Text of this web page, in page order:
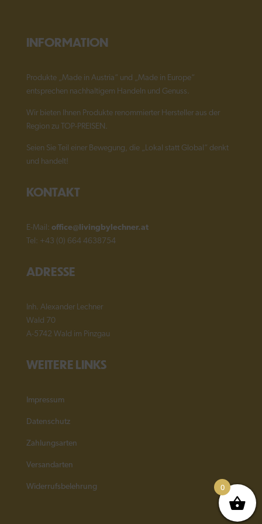
INFORMATION
Produkte „Made in Austria“ und „Made in Europe“
entsprechen nachhaltigem Handeln und Genuss.
Wir bieten Ihnen Produkte renommierter Hersteller aus der
Region zu TOP-PREISEN.
Seien Sie Teil einer Bewegung, die „Lokal statt Global“ denkt
und handelt!
KONTAKT
E-Mail: office@livingbylechner.at
Tel: +43 (0) 664 4638754
ADRESSE
Inh. Alexander Lechner
Wald 70
A-5742 Wald im Pinzgau
WEITERE LINKS
Impressum
Datenschutz
Zahlungsarten
Versandarten
Widerrufsbelehrung 0